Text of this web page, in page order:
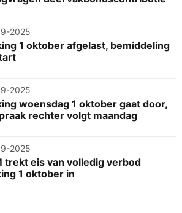
2025
1 oktober afgelast, bemiddeling
2025
woensdag 1 oktober gaat door,
rechter volgt maandag
2025
trekt eis van volledig verbod
1 oktober in